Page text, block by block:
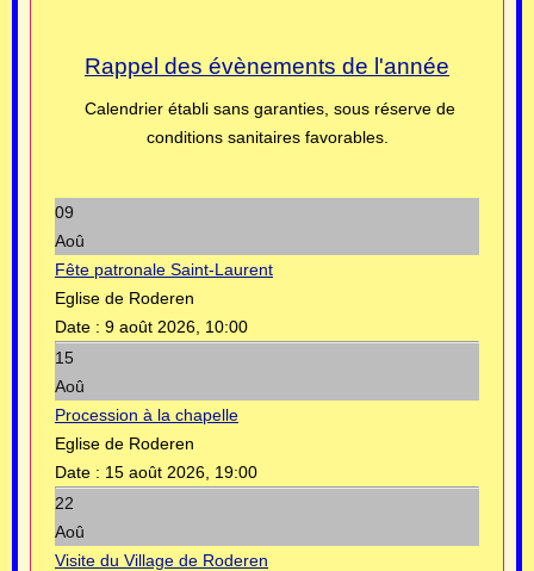
Rappel des évènements de l'année
Calendrier établi sans garanties, sous réserve de
conditions sanitaires favorables.
09
Aoû
Fête patronale Saint-Laurent
Eglise de Roderen
Date : 9 août 2026, 10:00
15
Aoû
Procession à la chapelle
Eglise de Roderen
Date : 15 août 2026, 19:00
22
Aoû
Visite du Village de Roderen